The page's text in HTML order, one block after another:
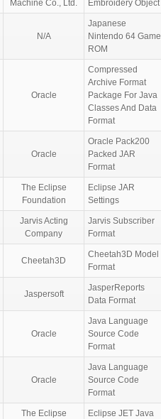
Machine Co., Ltd.
Embroidery Object
N/A
Japanese
Nintendo 64 Game
ROM
Oracle
Compressed
Archive Format
Package For Java
Classes And Data
Format
Oracle
Oracle Pack200
Packed JAR
Format
The Eclipse
Foundation
Eclipse JAR
Settings
Jarvis Acting
Company
Jarvis Subscriber
Format
Cheetah3D
Cheetah3D Model
Format
Jaspersoft
JasperReports
Data Format
Oracle
Java Language
Source Code
Format
Oracle
Java Language
Source Code
Format
The Eclipse
Eclipse JET Java